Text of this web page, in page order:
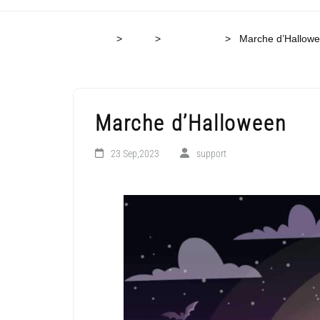
> > > Marche
Marche d’Halloween
23 Sep,2023 support